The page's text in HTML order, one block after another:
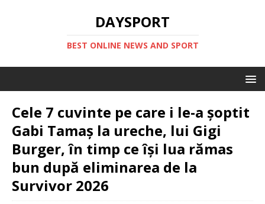
DAYSPORT
BEST ONLINE NEWS AND SPORT
Cele 7 cuvinte pe care i le-a șoptit
Gabi Tamaș la ureche, lui Gigi
Burger, în timp ce își lua rămas
bun după eliminarea de la
Survivor 2026